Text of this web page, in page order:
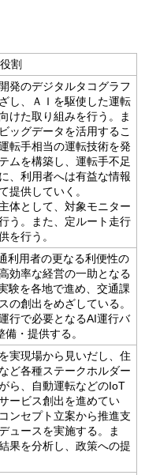
役割
発のデジタルタコグラフ
し、ＡＩを駆使した運転
けた取り組みを行う。ま
ッグデータを活用するこ
転手相当の運転技術を発
ムを構築し、運転手不足
、利用者へは有益な情報
提供していく。
体として、対象モニター
う。また、定ルート走行
を行う。
利用者の更なる利便性の
効率な経営の一助となる
験を各地で進め、交通課
の創出をめざしている。
行で必要となるAI運行バ
・提供する。
実現場から見いだし、住
ど各種ステークホルダー
ら、自動運転などのIoT
ービス創出を進めてい
ンセプト立案から推進支
ュースを実施する。ま
果を分析し、政策への提